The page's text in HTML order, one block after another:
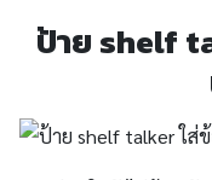
ป้าย shelf